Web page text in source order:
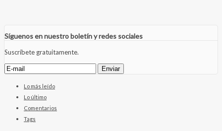
Síguenos en nuestro boletín y redes sociales
Suscríbete gratuitamente.
Lo más leído
Lo último
Comentarios
Tags